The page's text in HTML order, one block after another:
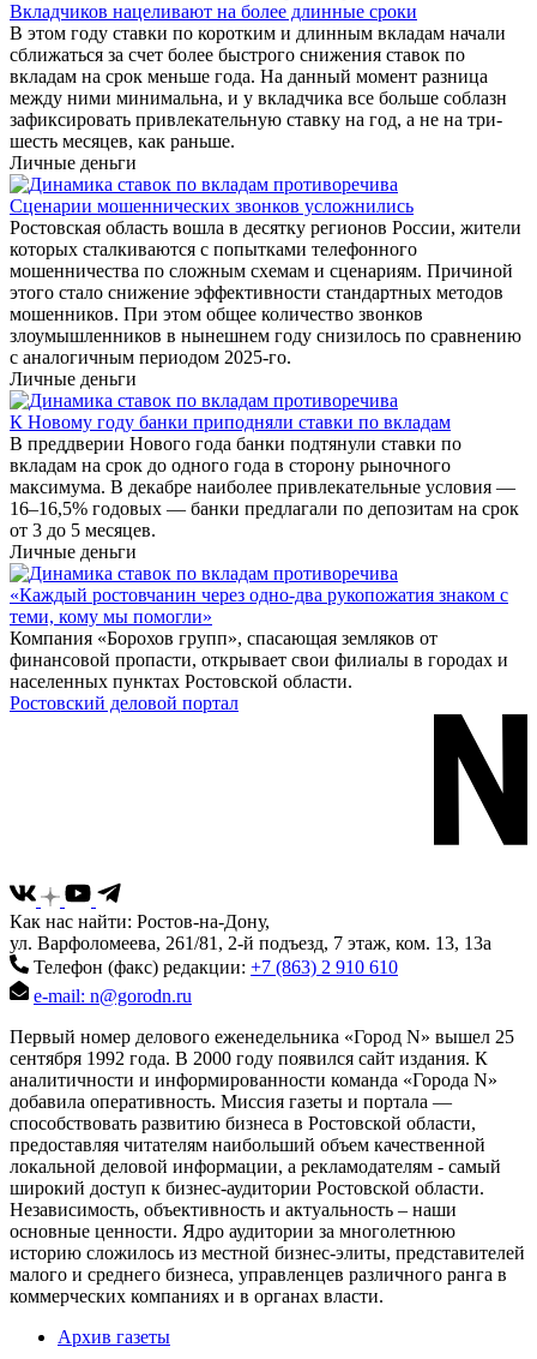
Вкладчиков нацеливают на более длинные сроки
В этом году ставки по коротким и длинным вкладам начали
сближаться за счет более быстрого снижения ставок по
вкладам на срок меньше года. На данный момент разница
между ними минимальна, и у вкладчика все больше соблазн
зафиксировать привлекательную ставку на год, а не на три-
шесть месяцев, как раньше.
Личные деньги
Сценарии мошеннических звонков усложнились
Ростовская область вошла в десятку регионов России, жители
которых сталкиваются с попытками телефонного
мошенничества по сложным схемам и сценариям. Причиной
этого стало снижение эффективности стандартных методов
мошенников. При этом общее количество звонков
злоумышленников в нынешнем году снизилось по сравнению
с аналогичным периодом 2025-го.
Личные деньги
К Новому году банки приподняли ставки по вкладам
В преддверии Нового года банки подтянули ставки по
вкладам на срок до одного года в сторону рыночного
максимума. В декабре наиболее привлекательные условия —
16–16,5% годовых — банки предлагали по депозитам на срок
от 3 до 5 месяцев.
Личные деньги
«Каждый ростовчанин через одно-два рукопожатия знаком с
теми, кому мы помогли»
Компания «Борохов групп», спасающая земляков от
финансовой пропасти, открывает свои филиалы в городах и
населенных пунктах Ростовской области.
Ростовский деловой портал
Как нас найти: Ростов-на-Дону,
ул. Варфоломеева, 261/81, 2-й подъезд, 7 этаж, ком. 13, 13а
Телефон (факс) редакции: +7 (863) 2 910 610
e-mail: n@gorodn.ru
Первый номер делового еженедельника «Город N» вышел 25
сентября 1992 года. В 2000 году появился сайт издания. К
аналитичности и информированности команда «Города N»
добавила оперативность. Миссия газеты и портала —
способствовать развитию бизнеса в Ростовской области,
предоставляя читателям наибольший объем качественной
локальной деловой информации, а рекламодателям - самый
широкий доступ к бизнес-аудитории Ростовской области.
Независимость, объективность и актуальность – наши
основные ценности. Ядро аудитории за многолетнюю
историю сложилось из местной бизнес-элиты, представителей
малого и среднего бизнеса, управленцев различного ранга в
коммерческих компаниях и в органах власти.
Архив газеты